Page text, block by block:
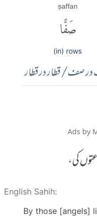
ṣaffan
صَفًّا
(in) rows
صف/ قطار در قطار
Ads by
کی،
English Sahih:
By those [angels]